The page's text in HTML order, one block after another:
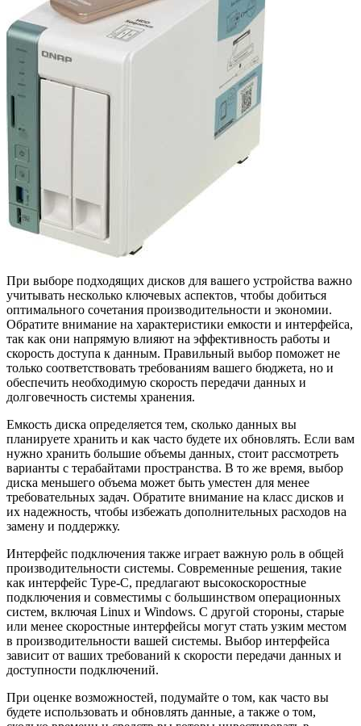
При выборе подходящих дисков для вашего устройства важно
учитывать несколько ключевых аспектов, чтобы добиться
оптимального сочетания производительности и экономии.
Обратите внимание на характеристики емкости и интерфейса,
так как они напрямую влияют на эффективность работы и
скорость доступа к данным. Правильный выбор поможет не
только соответствовать требованиям вашего бюджета, но и
обеспечить необходимую скорость передачи данных и
долговечность системы хранения.
Емкость диска определяется тем, сколько данных вы
планируете хранить и как часто будете их обновлять. Если вам
нужно хранить большие объемы данных, стоит рассмотреть
варианты с терабайтами пространства. В то же время, выбор
диска меньшего объема может быть уместен для менее
требовательных задач. Обратите внимание на класс дисков и
их надежность, чтобы избежать дополнительных расходов на
замену и поддержку.
Интерфейс подключения также играет важную роль в общей
производительности системы. Современные решения, такие
как интерфейс Type-C, предлагают высокоскоростные
подключения и совместимы с большинством операционных
систем, включая Linux и Windows. С другой стороны, старые
или менее скоростные интерфейсы могут стать узким местом
в производительности вашей системы. Выбор интерфейса
зависит от ваших требований к скорости передачи данных и
доступности подключений.
При оценке возможностей, подумайте о том, как часто вы
будете использовать и обновлять данные, а также о том,